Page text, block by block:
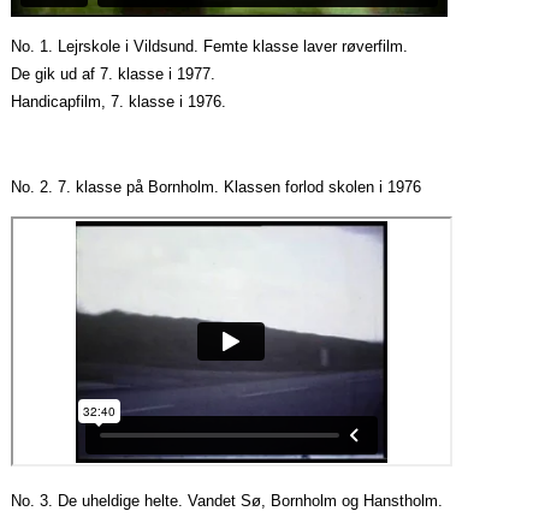
No. 1. Lejrskole i Vildsund. Femte klasse laver røverfilm.
De gik ud af 7. klasse i 1977.
Handicapfilm, 7. klasse i 1976.
No. 2. 7. klasse på Bornholm. Klassen forlod skolen i 1976
No. 3. De uheldige helte. Vandet Sø, Bornholm og Hanstholm.